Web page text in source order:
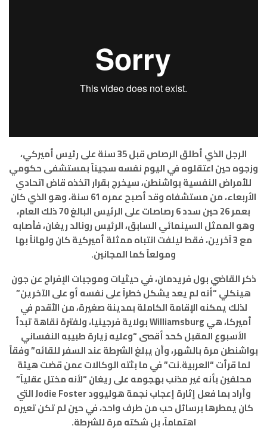
الرجل الذي أطلق الرصاص قبل 35 سنة على رئيس أميركي،
وزجوه حين اعتقلوه في اليوم نفسه سجيناً بمستشفى حكومي
للأمراض النفسية بواشنطن، سيخرج بقرار اتخذه قاض اتحادي
الأربعاء، من مستشفاه وقد أصبح عمره 61 سنة، وهو الذي كان
بعمر 26 حين سدد 6 رصاصات على الرئيس البالغ 70 ذلك العام،
وهو الممثل السينمائي السابق، الرئيس رونالد ريغان، فأصابه
مع 3 آخرين، فقط ليلفت انتباه ممثلة أميركية كان ولهاناً بها
ومولعاً كما المجانين.
ذكر القاضي بول فريدمان، في حيثيات وموجبات الإفراج عن جون
هينكلي “أنه لم يعد يشكل خطراً على نفسه أو على الآخرين”
لذلك يمكنه الإقامة الكاملة بمدينة صغيرة، من الأقدم في
أميركا، هي Williamsburg بولاية فرجينيا، ولفترة نقاهة تبدأ
الأسبوع المقبل كحد أقصى “وعليه زيارة طبيبه النفساني
بواشنطن مرة بالشهر، وأن يبلغ الشرطة عند السفر للقائه” وفقاً
لما قرأت “العربية.نت” في ما بثته الوكالات عمن قضت هيئة
محلفين بأنه غير مذنب بهجومه على ريغان “لأنه مختل عقلياً”
وأراد بما فعل إثارة إعجاب نجمة هوليوود Jodie Foster التي
كان يمطرها برسائل حب من طرف واحد، في حين لم تكن تعيره
اهتماماً، بل شكته مرة للشرطة.